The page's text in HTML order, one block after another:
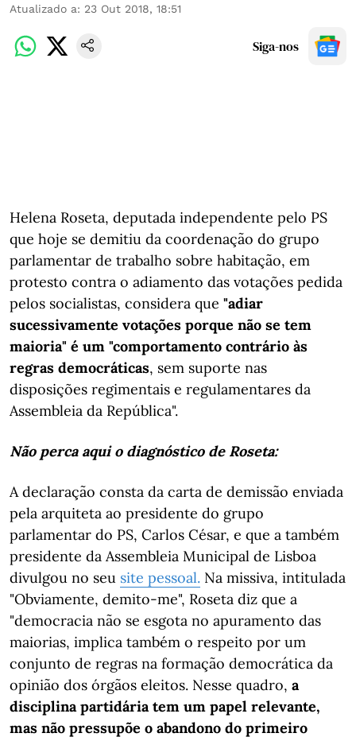
Atualizado a: 23 Out 2018, 18:51
Siga-nos
Helena Roseta, deputada independente pelo PS
que hoje se demitiu da coordenação do grupo
parlamentar de trabalho sobre habitação, em
protesto contra o adiamento das votações pedida
pelos socialistas, considera que "adiar
sucessivamente votações porque não se tem
maioria" é um "comportamento contrário às
regras democráticas, sem suporte nas
disposições regimentais e regulamentares da
Assembleia da República".
Não perca aqui o diagnóstico de Roseta:
A declaração consta da carta de demissão enviada
pela arquiteta ao presidente do grupo
parlamentar do PS, Carlos César, e que a também
presidente da Assembleia Municipal de Lisboa
divulgou no seu site pessoal. Na missiva, intitulada
"Obviamente, demito-me", Roseta diz que a
"democracia não se esgota no apuramento das
maiorias, implica também o respeito por um
conjunto de regras na formação democrática da
opinião dos órgãos eleitos. Nesse quadro, a
disciplina partidária tem um papel relevante,
mas não pressupõe o abandono do primeiro